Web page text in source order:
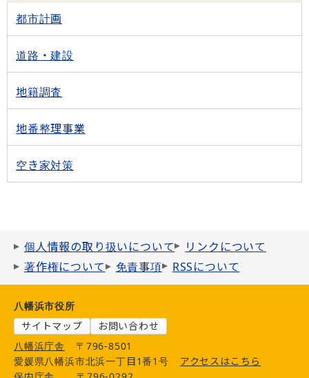
都市計画
道路・建設
地籍調査
地番整理事業
空き家対策
個人情報の取り扱いについて
リンクについて
著作権について
免責事項 RSSについて
八幡浜市役所
サイトマップ
お問い合わせ
八幡浜庁舎
〒796-8501
愛媛県八幡浜市北浜一丁目1番1号
アクセスはこちら